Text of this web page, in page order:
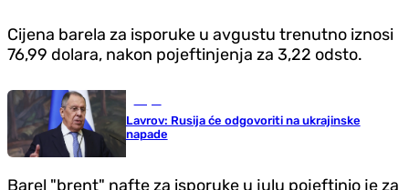
Cijena barela za isporuke u avgustu trenutno iznosi
76,99 dolara, nakon pojeftinjenja za 3,22 odsto.
Lavrov: Rusija će odgovoriti na ukrajinske
napade
Barel "brent" nafte za isporuke u julu pojeftinio je za